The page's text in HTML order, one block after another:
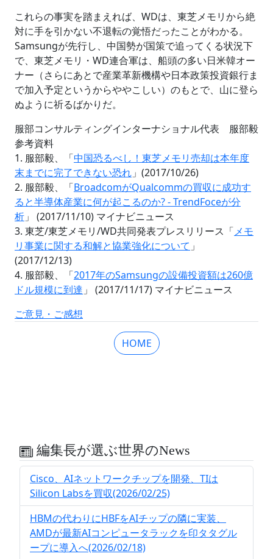
これらの事実を踏まえれば、WDは、東芝メモリから絶
対に手を引かない不退転の覚悟だったことがわかる。
Samsungが先行し、中国勢が国策で追ってくる状況下
で、東芝メモリ・WD連合軍は、船頭の多い日米韓オー
ナー（さらにあとで産業革新機構や日本政策投資銀行ま
で加入予定というからややこしい）のもとで、山に登ら
ぬように祈るばかりだ。
服部コンサルティングインターナショナル代表 服部毅
参考資料
1. 服部毅、「中国恐るべし！東芝メモリ売却は本年度
末までに完了できない恐れ」(2017/10/26)
2. 服部毅、「BroadcomがQualcommの買収に成功す
ると半導体産業に何が起こるのか? - TrendFoceが分
析」 (2017/11/10) マイナビニュース
3. 東芝/東芝メモリ/WD共同発表プレスリリース「メモ
リ事業に関する和解と協業強化について」
(2017/12/13)
4. 服部毅、「2017年のSamsungの設備投資額は260億
ドル規模に到達」 (2017/11/17) マイナビニュース
ご意見・ご感想
HOME
編集長が選ぶ世界のNews
Cisco、AIネットワークチップを開発、TIは
Silicon Labsを買収(2026/02/25)
HBMの代わりにHBFをAIチップの隣に実装、
AMDが最新AIコンピュータラックを印タタグル
ープに導入へ(2026/02/18)